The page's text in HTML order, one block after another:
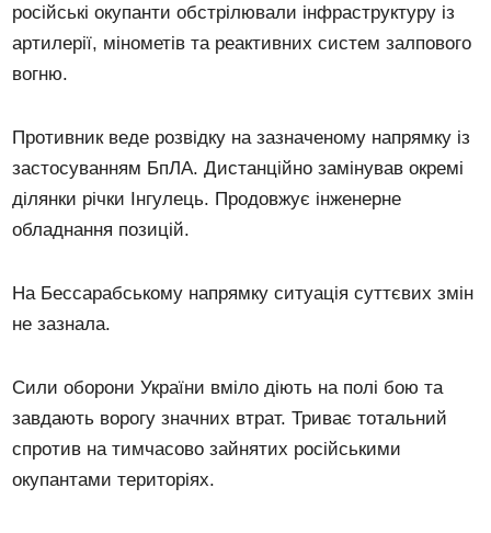
російські окупанти обстрілювали інфраструктуру із
артилерії, мінометів та реактивних систем залпового
вогню.
Противник веде розвідку на зазначеному напрямку із
застосуванням БпЛА. Дистанційно замінував окремі
ділянки річки Інгулець. Продовжує інженерне
обладнання позицій.
На Бессарабському напрямку ситуація суттєвих змін
не зазнала.
Сили оборони України вміло діють на полі бою та
завдають ворогу значних втрат. Триває тотальний
спротив на тимчасово зайнятих російськими
окупантами територіях.